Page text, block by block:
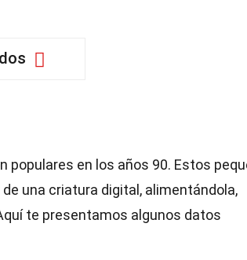
en los años 90. Estos
una criatura digital, alimentándola,
te presentamos algunos datos